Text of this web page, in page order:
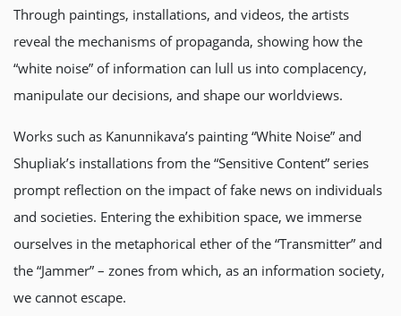
Through paintings, installations, and videos, the artists
reveal the mechanisms of propaganda, showing how the
“white noise” of information can lull us into complacency,
manipulate our decisions, and shape our worldviews.
Works such as Kanunnikava’s painting “White Noise” and
Shupliak’s installations from the “Sensitive Content” series
prompt reflection on the impact of fake news on individuals
and societies. Entering the exhibition space, we immerse
ourselves in the metaphorical ether of the “Transmitter” and
the “Jammer” – zones from which, as an information society,
we cannot escape.